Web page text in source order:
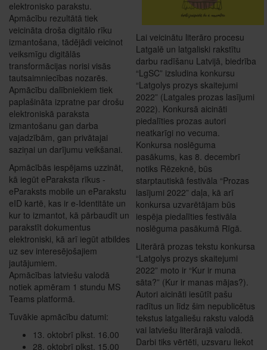
elektronisko parakstu.
Apmācību rezultātā tiek
veicināta droša digitālo rīku
izmantošana, tādējādi veicinot
veiksmīgu digitālās
transformācijas norisi visās
tautsaimniecības nozarēs.
Apmācību dalībniekiem tiek
paplašināta izpratne par drošu
elektroniskā paraksta
izmantošanu gan darba
vajadzībām, gan privātajai
saziņai un darījumu veikšanai.
Apmācībās iespējams uzzināt,
kā iegūt eParaksta rīkus -
eParaksts mobile un eParakstu
eID kartē, kas ir e-Identitāte un
kur to izmantot, kā pārbaudīt un
parakstīt dokumentus
elektroniski, kā arī iegūt atbildes
uz sev interesējošajiem
jautājumiem.
Apmācības latviešu valodā
notiek apmēram 1 stundu MS
Teams platformā.
Tuvākie apmācību datumi:
13. oktobrī plkst. 16.00
28. oktobrī plkst. 15.00
Lai veicinātu literāro procesu
Latgalē un latgaliski rakstītu
darbu radīšanu Latvijā, biedrība
“LgSC” izsludina konkursu
“Latgolys prozys skaitejumi
2022” (Latgales prozas lasījumi
2022). Konkursā aicināti
piedalīties prozas autori
neatkarīgi no vecuma.
Konkursa noslēguma
pasākums, kas 8. decembrī
notiks Rēzeknē, būs
starptautiskā festivāla “Prozas
lasījumi 2022” daļa, kā arī
konkursa uzvarētājam būs
iespēja piedalīties festivāla
noslēguma pasākumā Rīgā.
Literārā prozas tekstu konkursa
“Latgolys prozys skaitejumi
2022” moto ir “Kur ir muna
sāta?” (Kur ir manas mājas?).
Autori aicināti iesūtīt pašu
radītus un līdz šim nepublicētus
tekstus latgaliešu rakstu valodā
vai latviešu literārajā valodā.
Darbi tiks vērtēti, uzsvaru liekot